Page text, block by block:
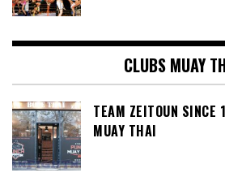
CLUBS MUAY
TEAM ZEITOUN SINCE
MUAY THAI